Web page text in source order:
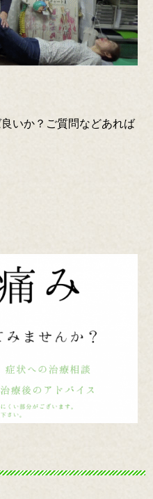
いか？ご質問などあれば